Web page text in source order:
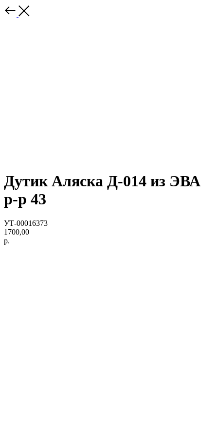
Дутик Аляска Д-014 из ЭВА
р-р 43
УТ-00016373
1700,00
р.